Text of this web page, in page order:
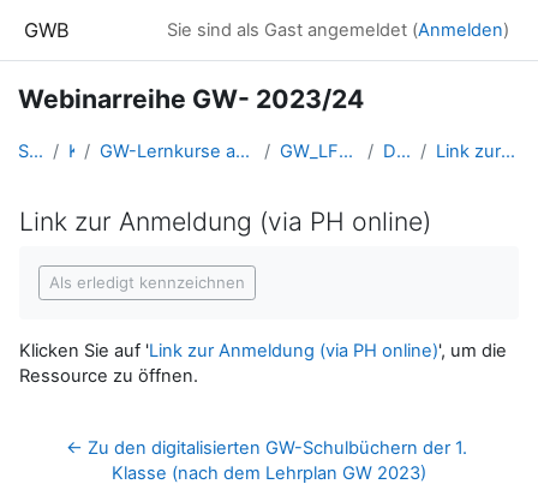
GWB Sie sind als Gast angemeldet (Anmelden)
Webinarreihe GW- 2023/24
Startseite Kurse GW-Lernkurse aus der Fortbildung (und Ausbildung bis 2016) GW_LFB_webinarGW_20232024 Di. 24.10.2023 Link zur Anmeldung (via PH online)
Link zur Anmeldung (via PH online)
Als erledigt kennzeichnen
Klicken Sie auf 'Link zur Anmeldung (via PH online)', um die
Ressource zu öffnen.
← Zu den digitalisierten GW-Schulbüchern der 1.
Klasse (nach dem Lehrplan GW 2023)